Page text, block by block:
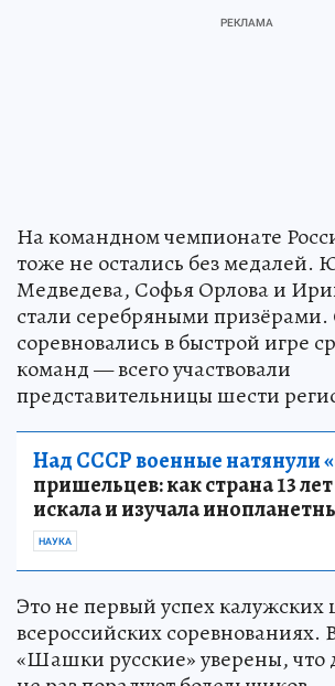
На командном чемпионате
тоже не остались без медалей.
Медведева, Софья Орлова и
стали серебряными
соревновались в быстрой игре
команд — всего участвовали
представительницы шести
Над СССР военные натянули
пришельцев: как страна 13
искала и изучала
НАУКА
Это не первый успех
всероссийских соревнованиях.
«Шашки русские» уверены,